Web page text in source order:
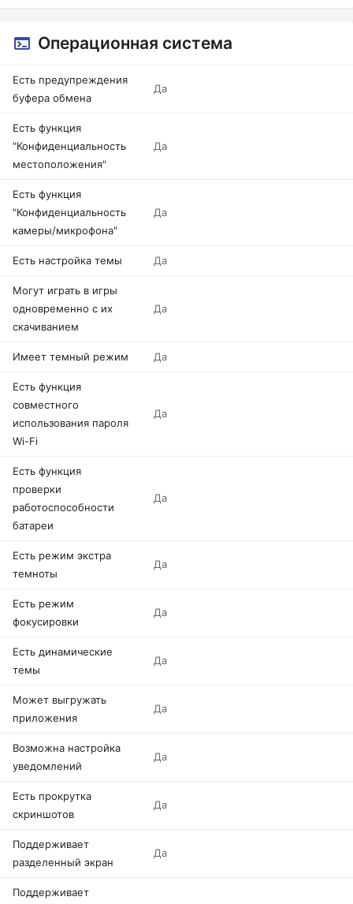
Операционная система
Есть предупреждения
буфера обмена
Да
Есть функция
"Конфиденциальность
местоположения"
Да
Есть функция
"Конфиденциальность
камеры/микрофона"
Да
Есть настройка темы Да
Могут играть в игры
одновременно с их
скачиванием
Да
Имеет темный режим Да
Есть функция
совместного
использования пароля
Wi-Fi
Да
Есть функция
проверки
работоспособности
батареи
Да
Есть режим экстра
темноты
Да
Есть режим
фокусировки
Да
Есть динамические
темы
Да
Может выгружать
приложения
Да
Возможна настройка
уведомлений
Да
Есть прокрутка
скриншотов
Да
Поддерживает
разделенный экран
Да
Поддерживает